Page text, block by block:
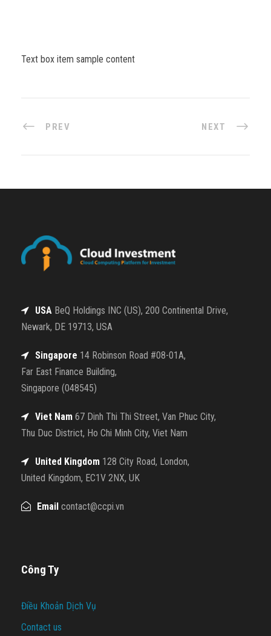
Text box item sample content
PREV NEXT
USA BeQ Holdings INC (US), 200 Continental Drive,
Newark, DE 19713, USA
Singapore 14 Robinson Road #08-01A,
Far East Finance Building,
Singapore (048545)
Viet Nam 67 Dinh Thi Thi Street, Van Phuc City,
Thu Duc District, Ho Chi Minh City, Viet Nam
United Kingdom 128 City Road, London,
United Kingdom, EC1V 2NX, UK
Email contact@ccpi.vn
Công Ty
Điều Khoản Dịch Vụ
Contact us